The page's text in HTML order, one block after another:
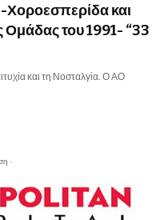
και
του 1991- “33
και τη Νοσταλγία. Ο ΑΟ
-